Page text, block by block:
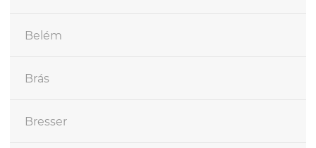
Belém
Brás
Bresser